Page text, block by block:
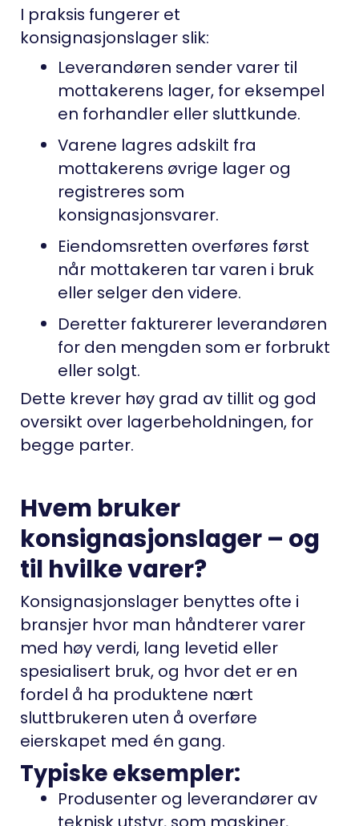
I praksis fungerer et
konsignasjonslager slik:
Leverandøren sender varer til
mottakerens lager, for eksempel
en forhandler eller sluttkunde.
Varene lagres adskilt fra
mottakerens øvrige lager og
registreres som
konsignasjonsvarer.
Eiendomsretten overføres først
når mottakeren tar varen i bruk
eller selger den videre.
Deretter fakturerer leverandøren
for den mengden som er forbrukt
eller solgt.
Dette krever høy grad av tillit og god
oversikt over lagerbeholdningen, for
begge parter.
Hvem bruker
konsignasjonslager – og
til hvilke varer?
Konsignasjonslager benyttes ofte i
bransjer hvor man håndterer varer
med høy verdi, lang levetid eller
spesialisert bruk, og hvor det er en
fordel å ha produktene nært
sluttbrukeren uten å overføre
eierskapet med én gang.
Typiske eksempler:
Produsenter og leverandører av